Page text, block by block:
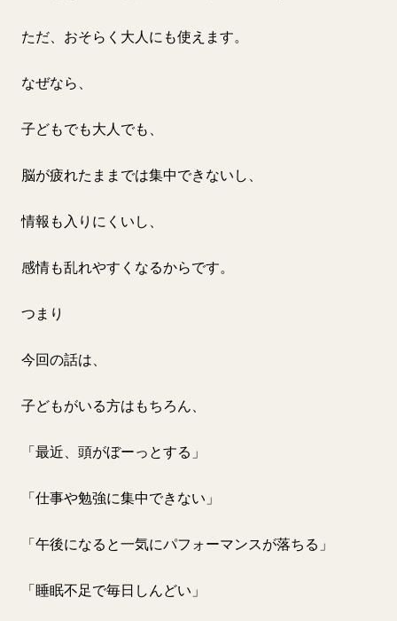
ただ、おそらく大人にも使えます。
なぜなら、
子どもでも大人でも、
脳が疲れたままでは集中できないし、
情報も入りにくいし、
感情も乱れやすくなるからです。
つまり
今回の話は、
子どもがいる方はもちろん、
「最近、頭がぼーっとする」
「仕事や勉強に集中できない」
「午後になると一気にパフォーマンスが落ちる」
「睡眠不足で毎日しんどい」